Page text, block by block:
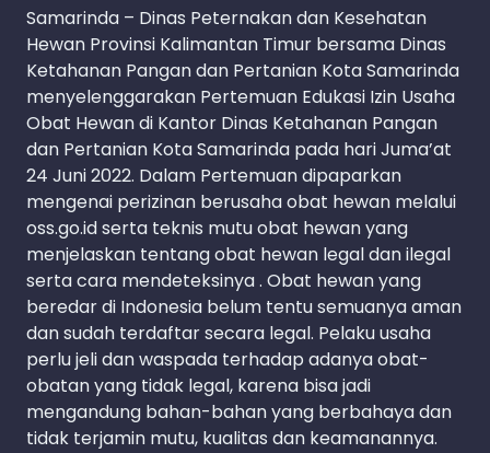
Samarinda – Dinas Peternakan dan Kesehatan
Hewan Provinsi Kalimantan Timur bersama Dinas
Ketahanan Pangan dan Pertanian Kota Samarinda
menyelenggarakan Pertemuan Edukasi Izin Usaha
Obat Hewan di Kantor Dinas Ketahanan Pangan
dan Pertanian Kota Samarinda pada hari Juma’at
24 Juni 2022. Dalam Pertemuan dipaparkan
mengenai perizinan berusaha obat hewan melalui
oss.go.id serta teknis mutu obat hewan yang
menjelaskan tentang obat hewan legal dan ilegal
serta cara mendeteksinya . Obat hewan yang
beredar di Indonesia belum tentu semuanya aman
dan sudah terdaftar secara legal. Pelaku usaha
perlu jeli dan waspada terhadap adanya obat-
obatan yang tidak legal, karena bisa jadi
mengandung bahan-bahan yang berbahaya dan
tidak terjamin mutu, kualitas dan keamanannya.